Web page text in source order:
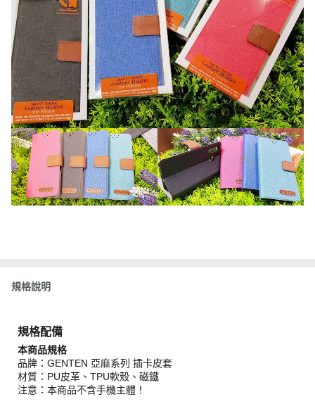
規格說明
規格配備
本商品規格
品牌：GENTEN 亞麻系列 插卡皮套
材質：PU皮革、TPU軟殼、磁鐵
注意：本商品不含手機主體！